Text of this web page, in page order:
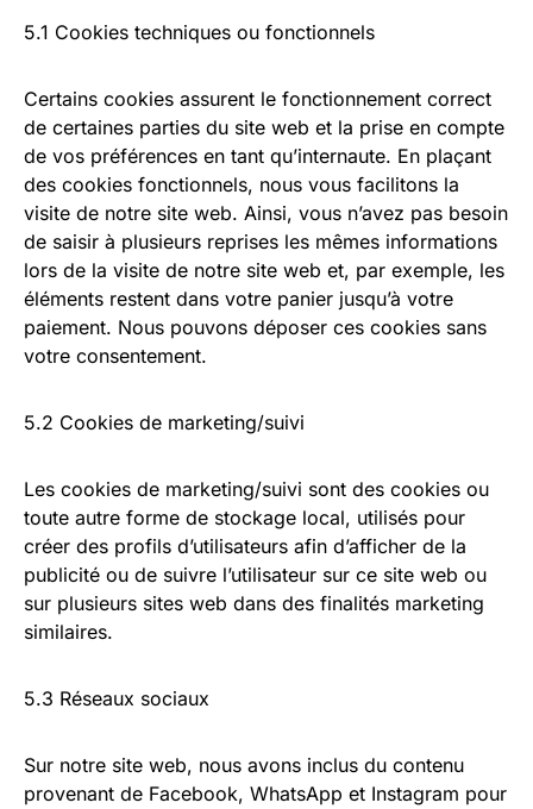
5.1 Cookies techniques ou fonctionnels
Certains cookies assurent le fonctionnement correct
de certaines parties du site web et la prise en compte
de vos préférences en tant qu’internaute. En plaçant
des cookies fonctionnels, nous vous facilitons la
visite de notre site web. Ainsi, vous n’avez pas besoin
de saisir à plusieurs reprises les mêmes informations
lors de la visite de notre site web et, par exemple, les
éléments restent dans votre panier jusqu’à votre
paiement. Nous pouvons déposer ces cookies sans
votre consentement.
5.2 Cookies de marketing/suivi
Les cookies de marketing/suivi sont des cookies ou
toute autre forme de stockage local, utilisés pour
créer des profils d’utilisateurs afin d’afficher de la
publicité ou de suivre l’utilisateur sur ce site web ou
sur plusieurs sites web dans des finalités marketing
similaires.
5.3 Réseaux sociaux
Sur notre site web, nous avons inclus du contenu
provenant de Facebook, WhatsApp et Instagram pour